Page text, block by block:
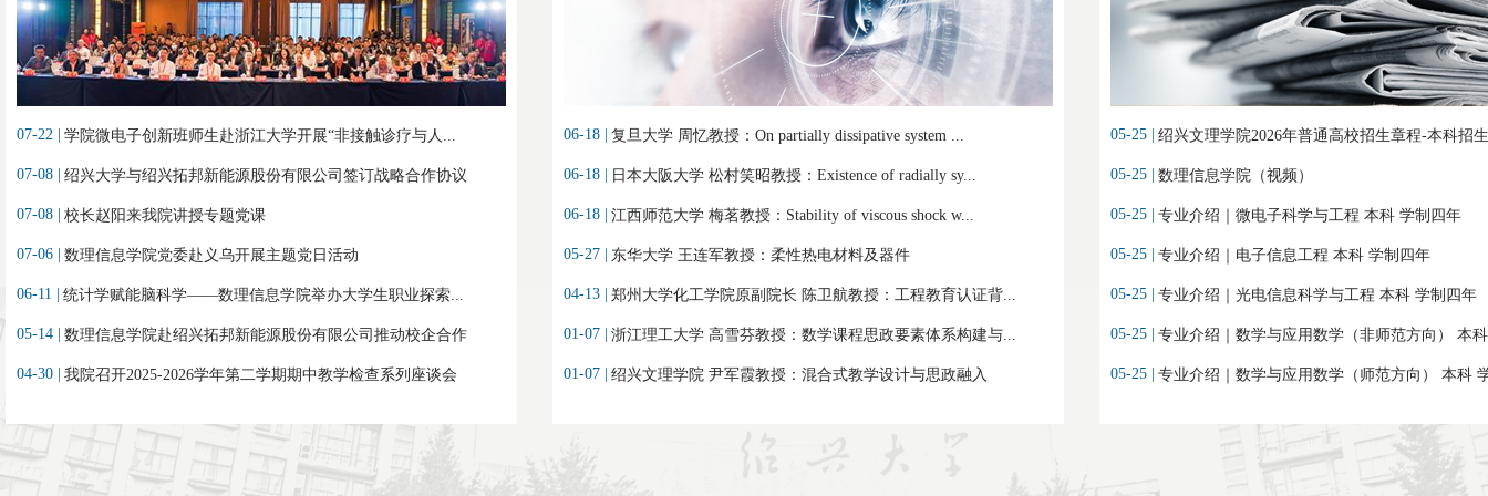
07-22 | 学院微电子创新班师生赴浙江大学开展“非接触诊疗与人...
07-08 | 绍兴大学与绍兴拓邦新能源股份有限公司签订战略合作协议
07-08 | 校长赵阳来我院讲授专题党课
07-06 | 数理信息学院党委赴义乌开展主题党日活动
06-11 | 统计学赋能脑科学——数理信息学院举办大学生职业探索...
05-14 | 数理信息学院赴绍兴拓邦新能源股份有限公司推动校企合作
04-30 | 我院召开2025-2026学年第二学期期中教学检查系列座谈会
06-18 | 复旦大学 周忆教授：On partially dissipative system ...
06-18 | 日本大阪大学 松村笑昭教授：Existence of radially sy...
06-18 | 江西师范大学 梅茗教授：Stability of viscous shock w...
05-27 | 东华大学 王连军教授：柔性热电材料及器件
04-13 | 郑州大学化工学院原副院长 陈卫航教授：工程教育认证背...
01-07 | 浙江理工大学 高雪芬教授：数学课程思政要素体系构建与...
01-07 | 绍兴文理学院 尹军霞教授：混合式教学设计与思政融入
05-25 | 绍兴文理学院2026年普通高校招生章程-本科招生
05-25 | 数理信息学院（视频）
05-25 | 专业介绍｜微电子科学与工程 本科 学制四年
05-25 | 专业介绍｜电子信息工程 本科 学制四年
05-25 | 专业介绍｜光电信息科学与工程 本科 学制四年
05-25 | 专业介绍｜数学与应用数学（非师范方向） 本
05-25 | 专业介绍｜数学与应用数学（师范方向） 本科